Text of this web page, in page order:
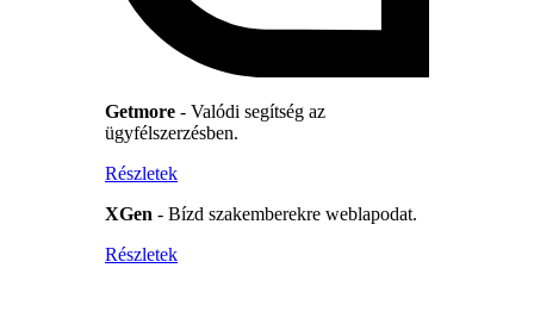
Getmore - Valódi segítség az
ügyfélszerzésben.
Részletek
XGen - Bízd szakemberekre weblapodat.
Részletek